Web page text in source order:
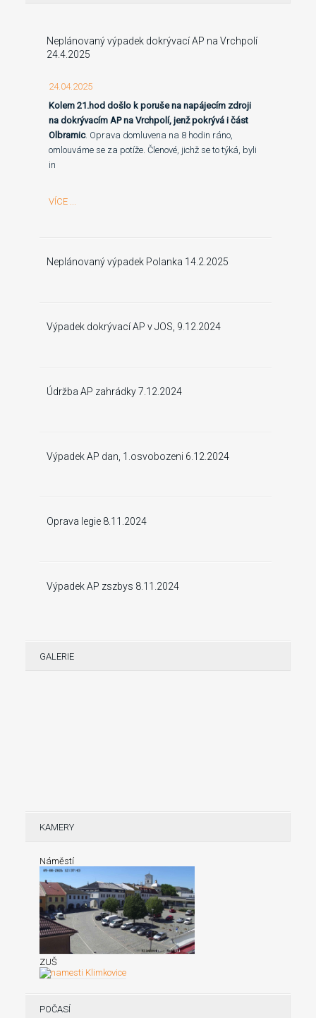
Neplánovaný výpadek dokrývací AP na Vrchpolí
24.4.2025
24.04.2025
Kolem 21.hod došlo k poruše na napájecím zdroji
na dokrývacím AP na Vrchpolí, jenž pokrývá i část
Olbramic. Oprava domluvena na 8 hodin ráno,
omlouváme se za potíže. Členové, jichž se to týká, byli
in
VÍCE ...
Neplánovaný výpadek Polanka 14.2.2025
Výpadek dokrývací AP v JOS, 9.12.2024
Údržba AP zahrádky 7.12.2024
Výpadek AP dan, 1.osvobozeni 6.12.2024
Oprava legie 8.11.2024
Výpadek AP zszbys 8.11.2024
GALERIE
KAMERY
Náměstí
ZUŠ
POČASÍ